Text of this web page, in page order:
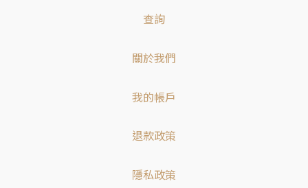
查詢
關於我們
我的帳戶
退款政策
隱私政策